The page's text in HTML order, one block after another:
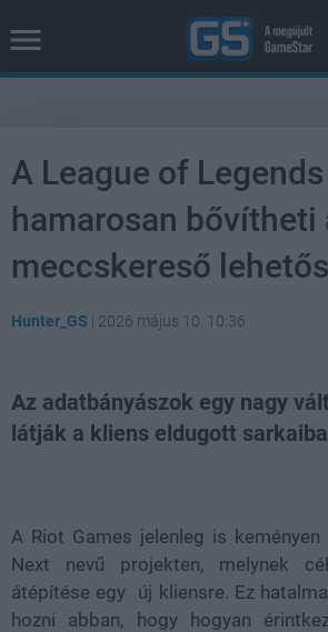
A League of Legends
hamarosan bővítheti
meccskereső
Hunter_GS | 2026 május 10. 10:36
Az adatbányászok egy nagy
látják a kliens eldugott
A Riot Games jelenleg is
Next nevű projekten, melynek
átépítése egy új kliensre. Ez
hozni abban, hogy hogyan